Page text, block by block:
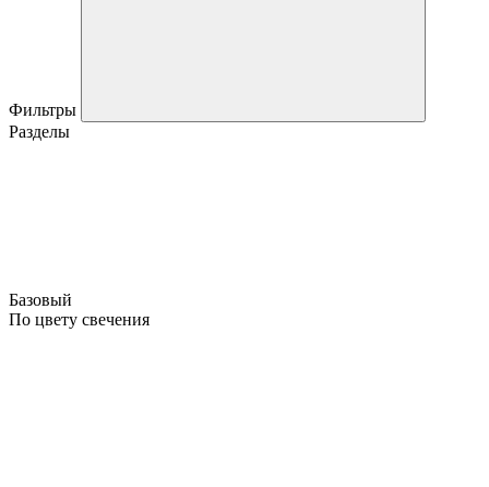
Фильтры
Разделы
Базовый
По цвету свечения